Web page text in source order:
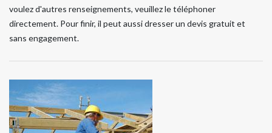
voulez d'autres renseignements, veuillez le téléphoner
directement. Pour finir, il peut aussi dresser un devis gratuit et
sans engagement.